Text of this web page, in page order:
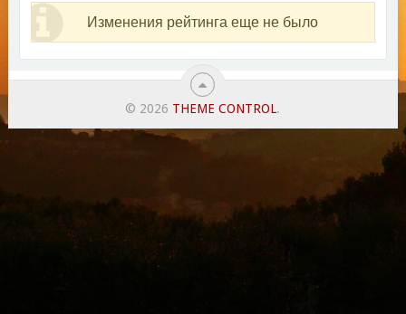
Изменения рейтинга еще не было
© 2026 THEME CONTROL.